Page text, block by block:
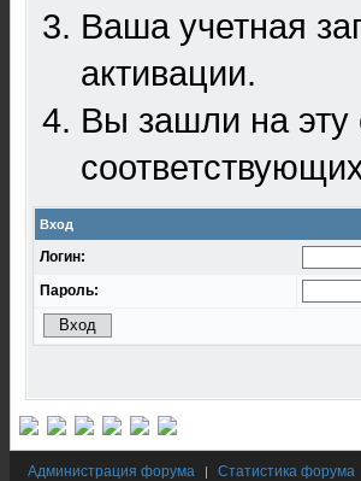
Ваша учетная
активации.
Вы зашли на
Вход
Логин:
Пароль:
Администрация форума | Статистика форума